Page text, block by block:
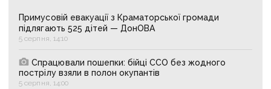
Примусовій евакуації з Краматорської громади
підлягають 525 дітей — ДонОВА
5 серпня, 14:10
Спрацювали пошепки: бійці ССО без жодного
пострілу взяли в полон окупантів
5 серпня, 14:00